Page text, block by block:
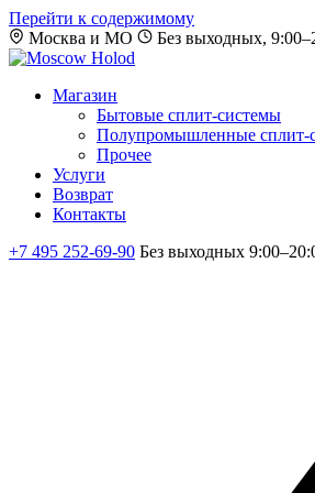
Перейти к содержимому
Москва и МО
Без выходных,
Магазин
Бытовые сплит-системы
Полупромышленные сплит-
Прочее
Услуги
Возврат
Контакты
+7 495 252-69-90 Без выходных